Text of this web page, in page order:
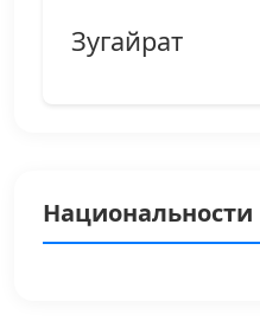
Зугайрат
Национальности